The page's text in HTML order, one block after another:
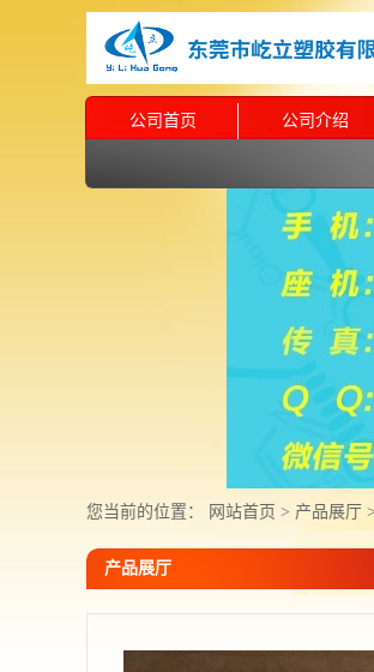
公司首页 公司介绍
您当前的位置：网站首页>产品展厅